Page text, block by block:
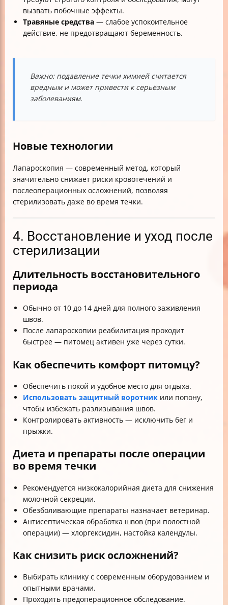
вызвать побочные эффекты.
Травяные средства — слабое успокоительное
действие, не предотвращают беременность.
Важно: подавление течки химией считается
вредным и может привести к серьёзным
заболеваниям.
Новые технологии
Лапароскопия — современный метод, который
значительно снижает риски кровотечений и
послеоперационных осложнений, позволяя
стерилизовать даже во время течки.
4. Восстановление и уход после
стерилизации
Длительность восстановительного
периода
Обычно от 10 до 14 дней для полного заживления
швов.
После лапароскопии реабилитация проходит
быстрее — питомец активен уже через сутки.
Как обеспечить комфорт питомцу?
Обеспечить покой и удобное место для отдыха.
Использовать защитный воротник или попону,
чтобы избежать разлизывания швов.
Контролировать активность — исключить бег и
прыжки.
Диета и препараты после операции
во время течки
Рекомендуется низкокалорийная диета для снижения
молочной секреции.
Обезболивающие препараты назначает ветеринар.
Антисептическая обработка швов (при полостной
операции) — хлоргексидин, настойка календулы.
Как снизить риск осложнений?
Выбирать клинику с современным оборудованием и
опытными врачами.
Проходить предоперационное обследование.